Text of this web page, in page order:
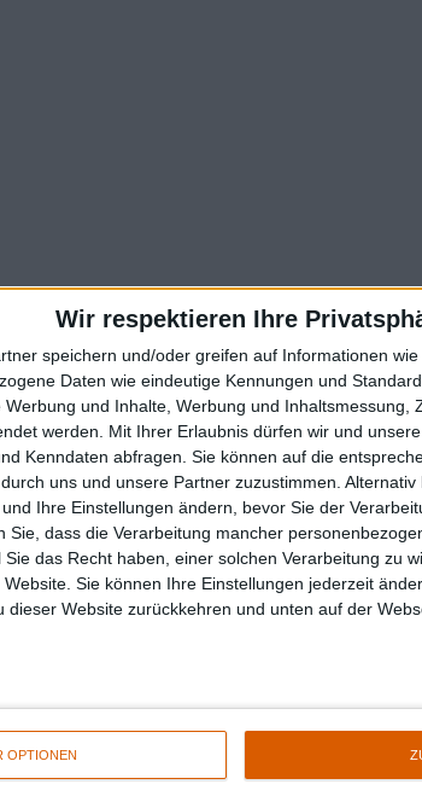
Wir respektieren Ihre
speichern und/oder greifen auf Informationen
Daten wie eindeutige Kennungen und
und Inhalte, Werbung und Inhaltsmessung,
werden.
Mit Ihrer Erlaubnis dürfen wir und
Kenndaten abfragen. Sie können auf die
uns und unsere Partner zuzustimmen.
Ihre Einstellungen ändern, bevor Sie der
Sie, dass die Verarbeitung mancher
das Recht haben, einer solchen Verarbeitung zu
Sie können Ihre Einstellungen jederzeit
dieser Website zurückkehren und unten auf der
OPTIONEN